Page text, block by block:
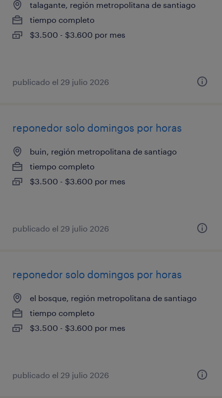
talagante, región metropolitana de santiago
tiempo completo
$3.500 - $3.600 por mes
publicado el 29 julio 2026
reponedor solo domingos por horas
buin, región metropolitana de santiago
tiempo completo
$3.500 - $3.600 por mes
publicado el 29 julio 2026
reponedor solo domingos por horas
el bosque, región metropolitana de santiago
tiempo completo
$3.500 - $3.600 por mes
publicado el 29 julio 2026